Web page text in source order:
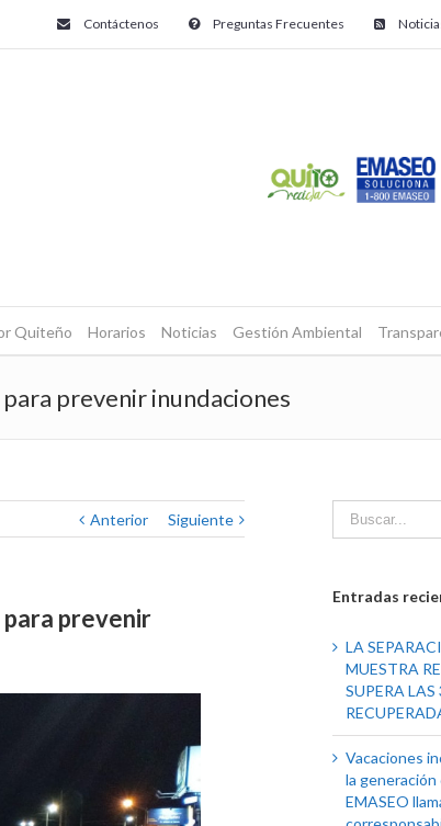
Contáctenos Preguntas Frecuentes
Quiteño Horarios Noticias Gestión Ambiental
prevenir inundaciones
Anterior Siguiente
para prevenir
Entradas
LA
MUESTRA
SUPERA
Vacaciones
la
EMASEO